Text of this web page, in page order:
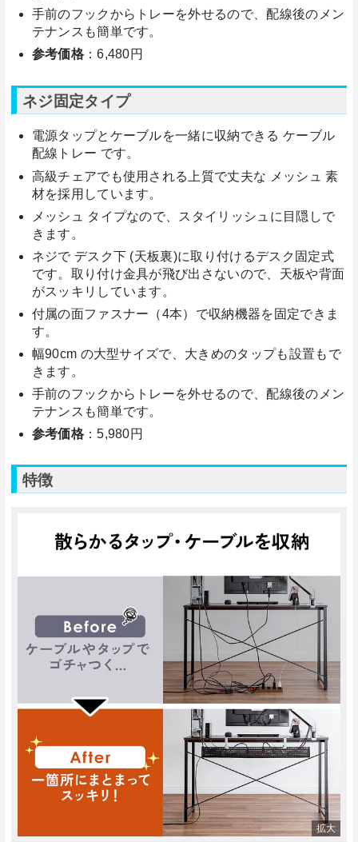
手前のフックからトレーを外せるので、配線後のメン
テナンスも簡単です。
参考価格：6,480円
ネジ固定タイプ
電源タップとケーブルを一緒に収納できる ケーブル
配線トレー です。
高級チェアでも使用される上質で丈夫な メッシュ 素
材を採用しています。
メッシュ タイプなので、スタイリッシュに目隠しで
きます。
ネジで デスク下 (天板裏)に取り付けるデスク固定式
です。取り付け金具が飛び出さないので、天板や背面
がスッキリしています。
付属の面ファスナー（4本）で収納機器を固定できま
す。
幅90cm の大型サイズで、大きめのタップも設置もで
きます。
手前のフックからトレーを外せるので、配線後のメン
テナンスも簡単です。
参考価格：5,980円
特徴